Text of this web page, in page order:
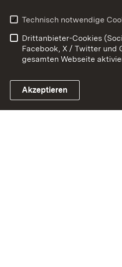
Link zum Landesportal
Barrierefreiheit
Impressum
Technisch notwendige
Drittanbieter-Cookies
Facebook, X / Twitter und
gesamten Webseite
Akzeptieren